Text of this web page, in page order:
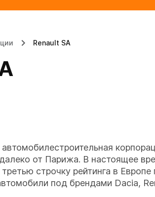
Renault SA
от Парижа. В настоящее
строчку рейтинга в
под брендами Dacia,